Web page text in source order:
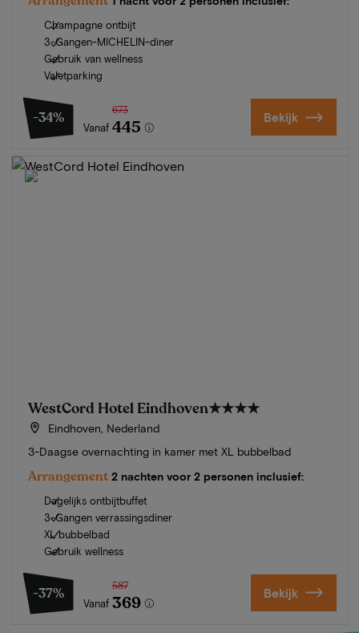
Champagne ontbijt
3-Gangen-MICHELIN-diner
Gebruik van wellness
Valetparking
-34%
Vanaf
673
445 Bekijk
WestCord Hotel Eindhoven★★★★
Eindhoven, Nederland
3-Daagse overnachting in kamer met XL bubbelbad
Arrangement 2 nachten voor 2 personen inclusief:
Dagelijks ontbijtbuffet
3-Gangen verrassingsdiner
XL bubbelbad
Gebruik wellness
-37%
Vanaf
587
369 Bekijk